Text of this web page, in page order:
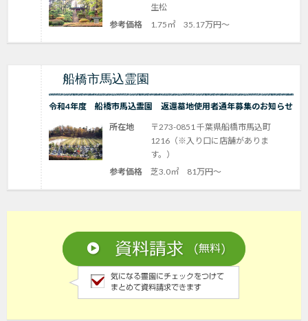
生松
参考価格
1.75㎡ 35.17万円～
船橋市馬込霊園
令和4年度 船橋市馬込霊園 返還墓地使用者通年募集のお知らせ
所在地
〒273-0851 千葉県船橋市馬込町
1216（※入り口に店舗がありま
す。）
参考価格
芝3.0㎡ 81万円～